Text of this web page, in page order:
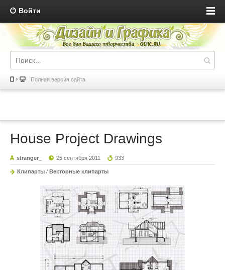
Войти
Полная версия сайта
House Project Drawings
stranger_ 25 сентября 2011 933
Клипарты / Векторные клипарты